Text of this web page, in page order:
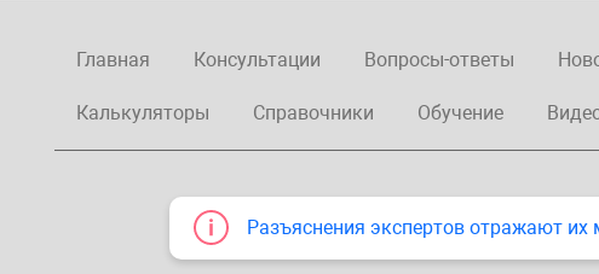
Главная Консультации Вопросы-ответы
Калькуляторы Справочники Обучение
Разъяснения экспертов отражают